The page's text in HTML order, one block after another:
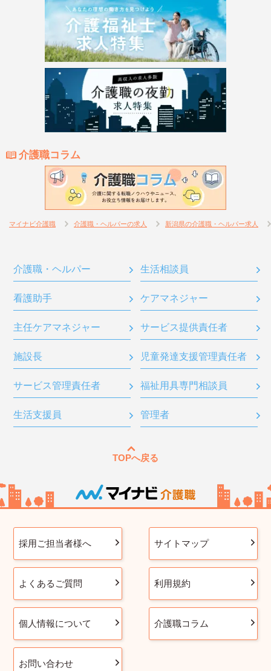
介護職コラム
マイナビ介護職 介護職・ヘルパーの求人 新潟県の介護職・ヘルパー求人
介護職・ヘルパー 生活相談員
看護助手 ケアマネジャー
主任ケアマネジャー サービス提供責任者
施設長 児童発達支援管理責任者
サービス管理責任者 福祉用具専門相談員
生活支援員 管理者
TOPへ戻る
採用ご担当者様へ サイトマップ
よくあるご質問 利用規約
個人情報について 介護職コラム
お問い合わせ